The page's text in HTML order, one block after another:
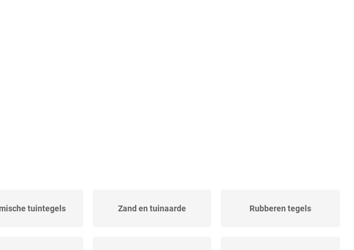
tuintegels Zand en tuinaarde Rubberen tegels